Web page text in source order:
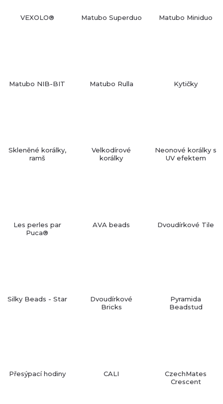
VEXOLO® Matubo Superduo Matubo Miniduo
Matubo NIB-BIT Matubo Rulla Kytičky
Skleněné korálky,
ramš
Velkodírové
korálky
Neonové korálky s
UV efektem
Les perles par
Puca®
AVA beads Dvoudírkové Tile
Silky Beads - Star
Dvoudírkové
Bricks
Pyramida
Beadstud
Přesýpací hodiny CALI
CzechMates
Crescent